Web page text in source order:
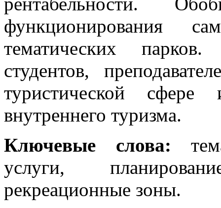
функционирования
тематических
студентов,
туристической
внутреннего туризма.
Ключевые слова:
услуги,
рекреационные зоны.